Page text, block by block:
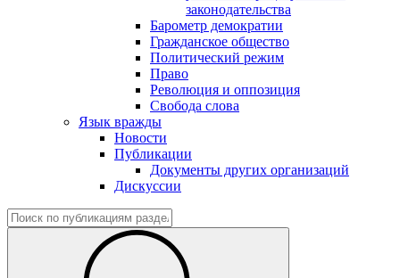
законодательства
Барометр демократии
Гражданское общество
Политический режим
Право
Революция и оппозиция
Свобода слова
Язык вражды
Новости
Публикации
Документы других организаций
Дискуссии